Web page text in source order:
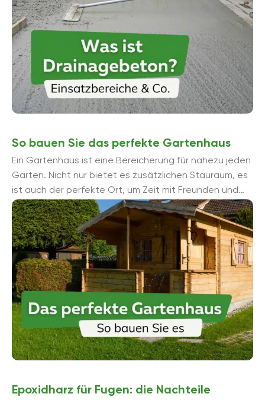
So bauen Sie das perfekte Gartenhaus
Ein Gartenhaus ist eine Bereicherung für nahezu jeden
Garten. Nicht nur bietet es zusätzlichen Stauraum, es
ist auch der perfekte Ort, um Zeit mit Freunden und
Familie zu ...
Epoxidharz für Fugen: die Nachteile